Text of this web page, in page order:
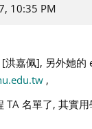
10:35 PM
洪嘉佩], 另外她的
,
TA 名單了, 其實